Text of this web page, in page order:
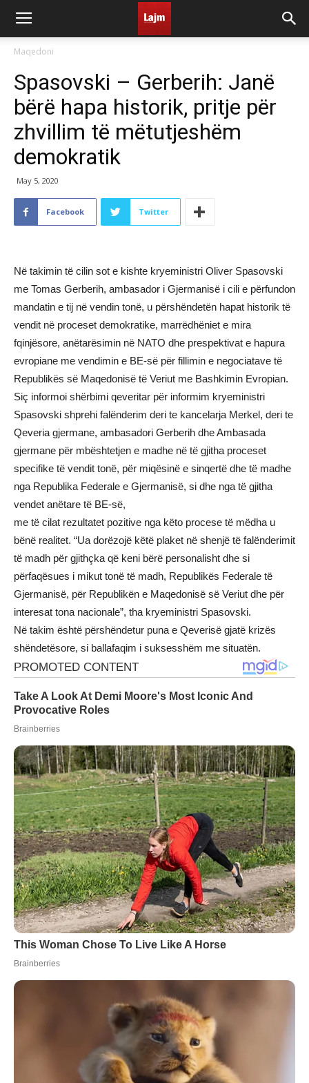
Maqedoni
Spasovski – Gerberih: Janë
bërë hapa historik, pritje për
zhvillim të mëtutjeshëm
demokratik
May 5, 2020
Facebook Twitter
Në takimin të cilin sot e kishte kryeministri Oliver Spasovski
me Tomas Gerberih, ambasador i Gjermanisë i cili e përfundon
mandatin e tij në vendin tonë, u përshëndetën hapat historik të
vendit në proceset demokratike, marrëdhëniet e mira
fqinjësore, anëtarësimin në NATO dhe prespektivat e hapura
evropiane me vendimin e BE-së për fillimin e negociatave të
Republikës së Maqedonisë të Veriut me Bashkimin Evropian.
Siç informoi shërbimi qeveritar për informim kryeministri
Spasovski shprehi falënderim deri te kancelarja Merkel, deri te
Qeveria gjermane, ambasadori Gerberih dhe Ambasada
gjermane për mbështetjen e madhe në të gjitha proceset
specifike të vendit tonë, për miqësinë e sinqertë dhe të madhe
nga Republika Federale e Gjermanisë, si dhe nga të gjitha
vendet anëtare të BE-së,
me të cilat rezultatet pozitive nga këto procese të mëdha u
bënë realitet. “Ua dorëzojë këtë plaket në shenjë të falënderimit
të madh për gjithçka që keni bërë personalisht dhe si
përfaqësues i mikut tonë të madh, Republikës Federale të
Gjermanisë, për Republikën e Maqedonisë së Veriut dhe për
interesat tona nacionale”, tha kryeministri Spasovski.
Në takim është përshëndetur puna e Qeverisë gjatë krizës
shëndetësore, si ballafaqim i suksesshëm me situatën.